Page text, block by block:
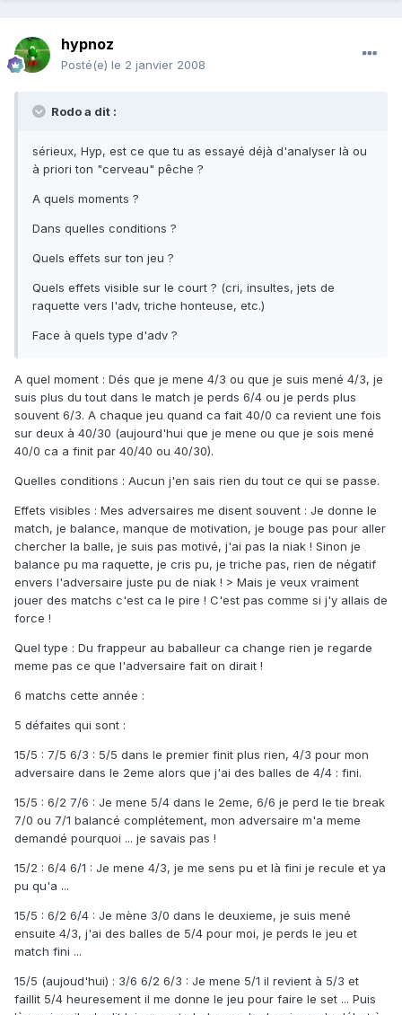
hypnoz
Posté(e) le 2 janvier 2008
Rodo a dit :
sérieux, Hyp, est ce que tu as essayé déjà d'analyser là ou
à priori ton "cerveau" pêche ?
A quels moments ?
Dans quelles conditions ?
Quels effets sur ton jeu ?
Quels effets visible sur le court ? (cri, insultes, jets de
raquette vers l'adv, triche honteuse, etc.)
Face à quels type d'adv ?
A quel moment : Dés que je mene 4/3 ou que je suis mené 4/3, je
suis plus du tout dans le match je perds 6/4 ou je perds plus
souvent 6/3. A chaque jeu quand ca fait 40/0 ca revient une fois
sur deux à 40/30 (aujourd'hui que je mene ou que je sois mené
40/0 ca a finit par 40/40 ou 40/30).
Quelles conditions : Aucun j'en sais rien du tout ce qui se passe.
Effets visibles : Mes adversaires me disent souvent : Je donne le
match, je balance, manque de motivation, je bouge pas pour aller
chercher la balle, je suis pas motivé, j'ai pas la niak ! Sinon je
balance pu ma raquette, je cris pu, je triche pas, rien de négatif
envers l'adversaire juste pu de niak ! > Mais je veux vraiment
jouer des matchs c'est ca le pire ! C'est pas comme si j'y allais de
force !
Quel type : Du frappeur au baballeur ca change rien je regarde
meme pas ce que l'adversaire fait on dirait !
6 matchs cette année :
5 défaites qui sont :
15/5 : 7/5 6/3 : 5/5 dans le premier finit plus rien, 4/3 pour mon
adversaire dans le 2eme alors que j'ai des balles de 4/4 : fini.
15/5 : 6/2 7/6 : Je mene 5/4 dans le 2eme, 6/6 je perd le tie break
7/0 ou 7/1 balancé complétement, mon adversaire m'a meme
demandé pourquoi ... je savais pas !
15/2 : 6/4 6/1 : Je mene 4/3, je me sens pu et là fini je recule et ya
pu qu'a ...
15/5 : 6/2 6/4 : Je mène 3/0 dans le deuxieme, je suis mené
ensuite 4/3, j'ai des balles de 5/4 pour moi, je perds le jeu et
match fini ...
15/5 (aujoud'hui) : 3/6 6/2 6/3 : Je mene 5/1 il revient à 5/3 et
faillit 5/4 heuresement il me donne le jeu pour faire le set ... Puis